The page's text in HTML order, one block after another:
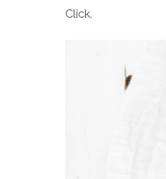
Click.